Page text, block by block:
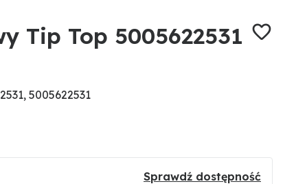
Tip Top 5005622531
5005622531
Sprawdź dostępność